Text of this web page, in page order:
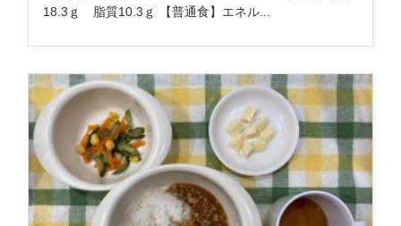
18.3ｇ 脂質10.3ｇ 【普通食】エネル...